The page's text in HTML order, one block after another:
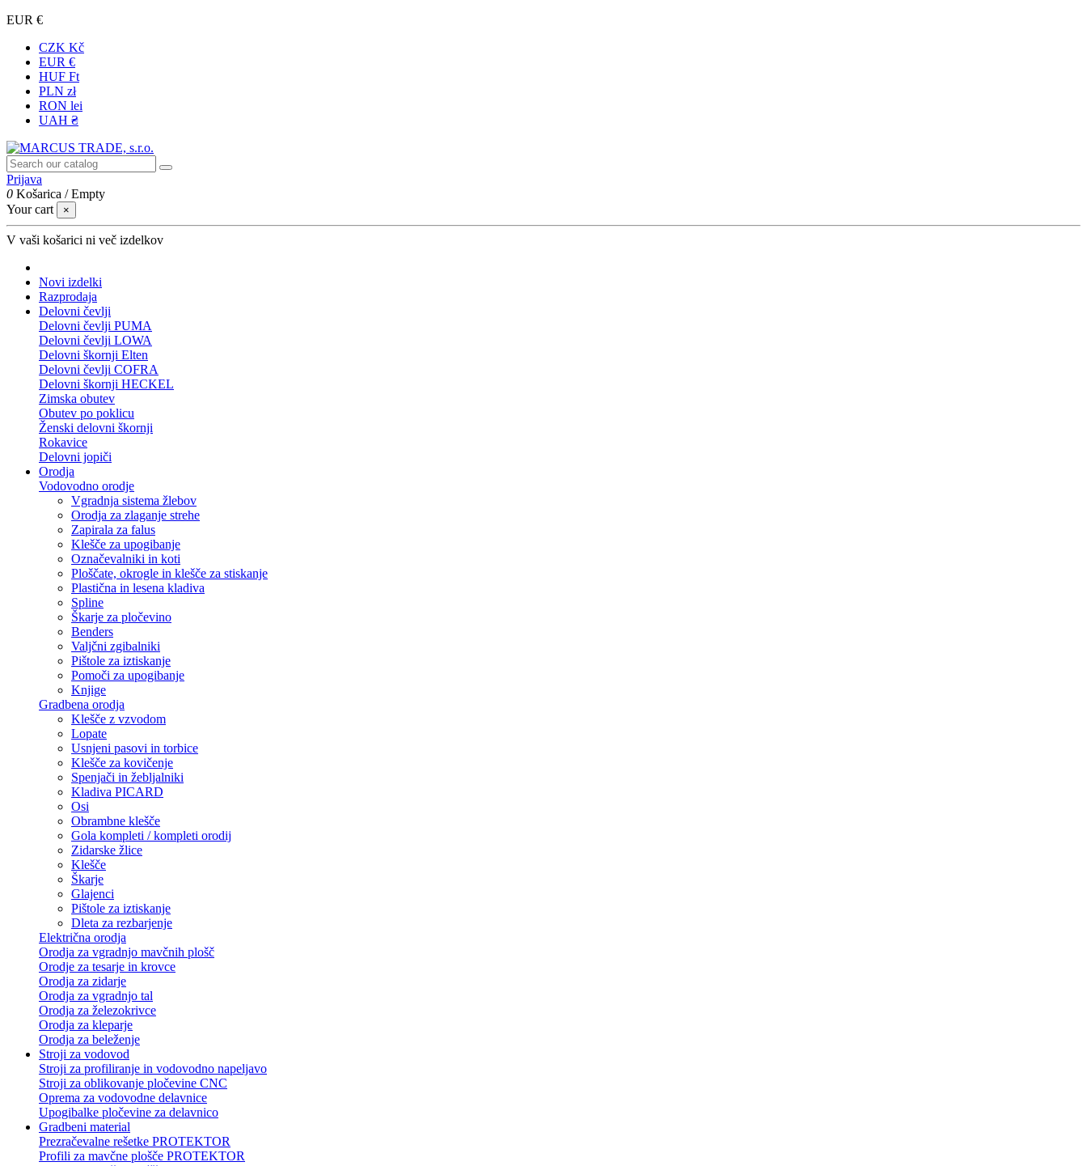
EUR €
CZK Kč
EUR €
HUF Ft
PLN zł
RON lei
UAH ₴
Prijava
0 Košarica /Empty
Your cart
×
V vaši košarici ni več izdelkov
Novi izdelki
Razprodaja
Delovni čevlji
Delovni čevlji PUMA
Delovni čevlji LOWA
Delovni škornji Elten
Delovni čevlji COFRA
Delovni škornji HECKEL
Zimska obutev
Obutev po poklicu
Ženski delovni škornji
Rokavice
Delovni jopiči
Orodja
Vodovodno orodje
Vgradnja sistema žlebov
Orodja za zlaganje strehe
Zapirala za falus
Klešče za upogibanje
Označevalniki in koti
Ploščate, okrogle in klešče za stiskanje
Plastična in lesena kladiva
Spline
Škarje za pločevino
Benders
Valjčni zgibalniki
Pištole za iztiskanje
Pomoči za upogibanje
Knjige
Gradbena orodja
Klešče z vzvodom
Lopate
Usnjeni pasovi in torbice
Klešče za kovičenje
Spenjači in žebljalniki
Kladiva PICARD
Osi
Obrambne klešče
Gola kompleti / kompleti orodij
Zidarske žlice
Klešče
Škarje
Glajenci
Pištole za iztiskanje
Dleta za rezbarjenje
Električna orodja
Orodja za vgradnjo mavčnih plošč
Orodje za tesarje in krovce
Orodja za zidarje
Orodja za vgradnjo tal
Orodja za železokrivce
Orodja za kleparje
Orodja za beleženje
Stroji za vodovod
Stroji za profiliranje in vodovodno napeljavo
Stroji za oblikovanje pločevine CNC
Oprema za vodovodne delavnice
Upogibalke pločevine za delavnico
Gradbeni material
Prezračevalne rešetke PROTEKTOR
Profili za mavčne plošče PROTEKTOR